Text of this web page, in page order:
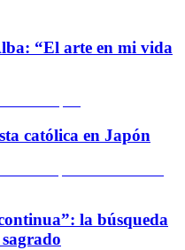
“El arte en mi vida
católica en Japón
la búsqueda